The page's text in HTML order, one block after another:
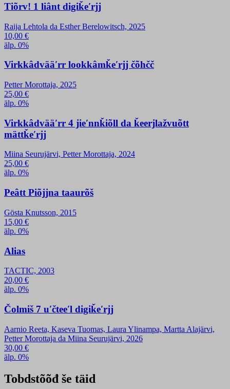
Tiõrv! 1 liânt digiǩeʹrjj
Raija Lehtola da Esther Berelowitsch, 2025
10,00 €
älp. 0%
Virkkâdvääʹrr lookkâmǩeʹrjj čõhčč
Petter Morottaja, 2025
25,00 €
älp. 0%
Virkkâdvääʹrr 4 jieʹnnǩiõll da ǩeerjlažvuõtt
mättǩeʹrjj
Miina Seurujärvi, Petter Morottaja, 2024
25,00 €
älp. 0%
Peâtt Piõjjna taaurõš
Gösta Knutsson, 2015
15,00 €
älp. 0%
Alias
TACTIC, 2003
20,00 €
älp. 0%
Čolmiš 7 uʹčteeʹl digiǩeʹrjj
Aarnio Reeta, Kaseva Tuomas, Laura Ylinampa, Martta Alajärvi,
Petter Morottaja da Miina Seurujärvi, 2026
30,00 €
älp. 0%
Tobdstõõđ še täid